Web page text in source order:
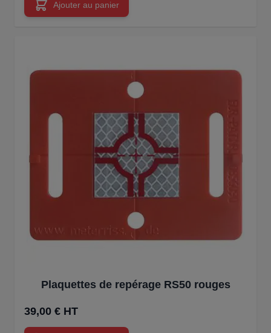
Ajouter au panier
Plaquettes de repérage RS50 rouges
39,00 € HT